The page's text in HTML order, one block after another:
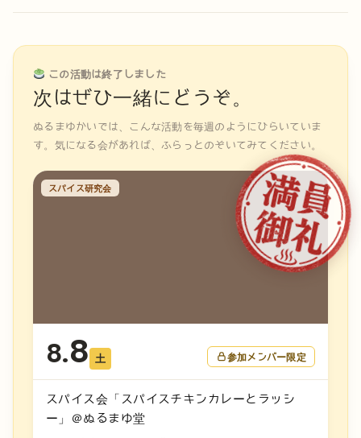
この活動は終了しました
次はぜひ一緒にどうぞ。
ぬるまゆかいでは、こんな活動を毎週のようにひらいていま
す。気になる会があれば、ふらっとのぞいてみてください。
スパイス研究会
8.8 土 参加メンバー限定
スパイス会「スパイスチキンカレーとラッシ
ー」＠ぬるまゆ堂